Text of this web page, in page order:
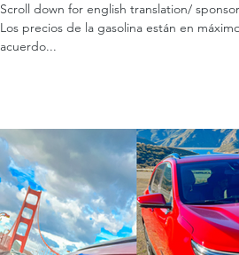
Scroll down for english translation/
Los precios de la gasolina están en
acuerdo...